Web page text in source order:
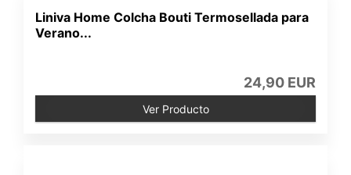
Liniva Home Colcha Bouti Termosellada para
Verano...
24,90 EUR
Ver Producto